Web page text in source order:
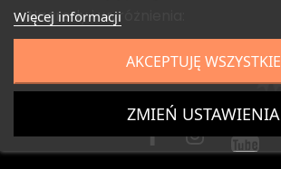
Więcej informacji
AKCEPTUJĘ WSZYSTKIE
ZMIEŃ USTAWIENIA
Nagrody i wyróżnienia: